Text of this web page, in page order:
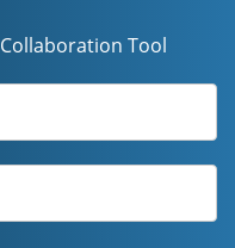
Tool